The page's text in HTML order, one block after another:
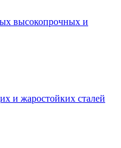
высокопрочных и
и жаростойких сталей